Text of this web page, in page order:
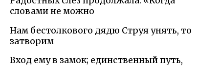
словами не можно
Нам бестолкового дядю Струя унять, то
затворим
Вход ему в замок; единственный путь,